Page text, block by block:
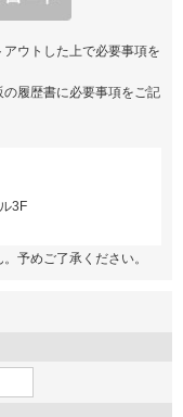
ウトした上で必要事項を
履歴書に必要事項をご記
3F
予めご了承ください。